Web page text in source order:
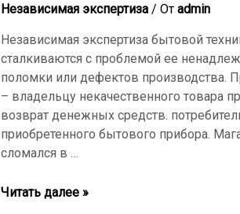
Независимая экспертиза/ От admin
Независимая экспертиза бытовой
сталкиваются с проблемой ее
поломки или дефектов производства.
– владельцу некачественного товара
возврат денежных средств.
приобретенного бытового прибора.
сломался в …
Независимая
Читать далее »